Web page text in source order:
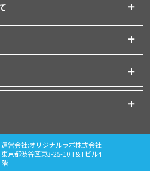
ー服
ツ
│キャップ
運営会社:オリジナルラボ株式会社
東京都渋谷区東3-25-10 T&Tビル4
階